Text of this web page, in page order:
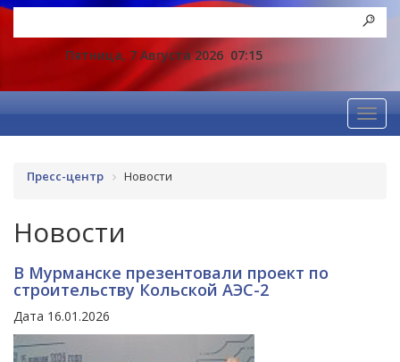
Пятница, 7 Августа 2026 07:15
Пресс-центр Новости
Новости
В Мурманске презентовали проект по
строительству Кольской АЭС-2
Дата 16.01.2026